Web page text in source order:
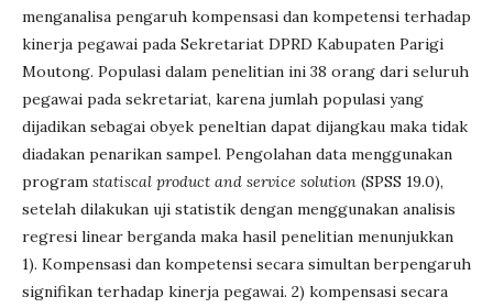
menganalisa pengaruh kompensasi dan kompetensi terhadap
kinerja pegawai pada Sekretariat DPRD Kabupaten Parigi
Moutong. Populasi dalam penelitian ini 38 orang dari seluruh
pegawai pada sekretariat, karena jumlah populasi yang
dijadikan sebagai obyek peneltian dapat dijangkau maka tidak
diadakan penarikan sampel. Pengolahan data menggunakan
program statiscal product and service solution (SPSS 19.0),
setelah dilakukan uji statistik dengan menggunakan analisis
regresi linear berganda maka hasil penelitian menunjukkan
1). Kompensasi dan kompetensi secara simultan berpengaruh
signifikan terhadap kinerja pegawai. 2) kompensasi secara